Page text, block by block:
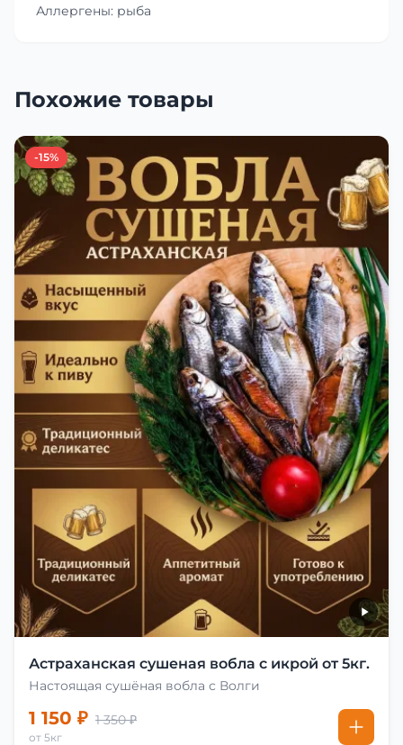
Аллергены: рыба
Похожие товары
-15%
Астраханская сушеная вобла с икрой от 5кг.
Настоящая сушёная вобла с Волги
1 150 ₽ 1 350 ₽
от 5кг